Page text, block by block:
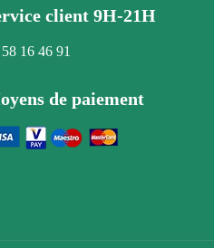
client 9H-21H
16 46 91
de paiement